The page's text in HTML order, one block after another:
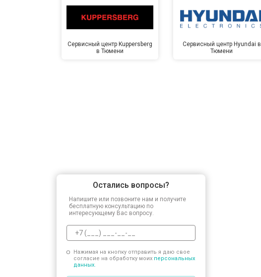
Сервисный центр Kuppersberg
в Тюмени
Сервисный центр Hyundai в
Тюмени
Остались вопросы?
Напишите или позвоните нам и получите
бесплатную консультацию по
интересующему Вас вопросу.
Нажимая на кнопку отправить я даю свое
согласие на обработку моих персональных
данных.